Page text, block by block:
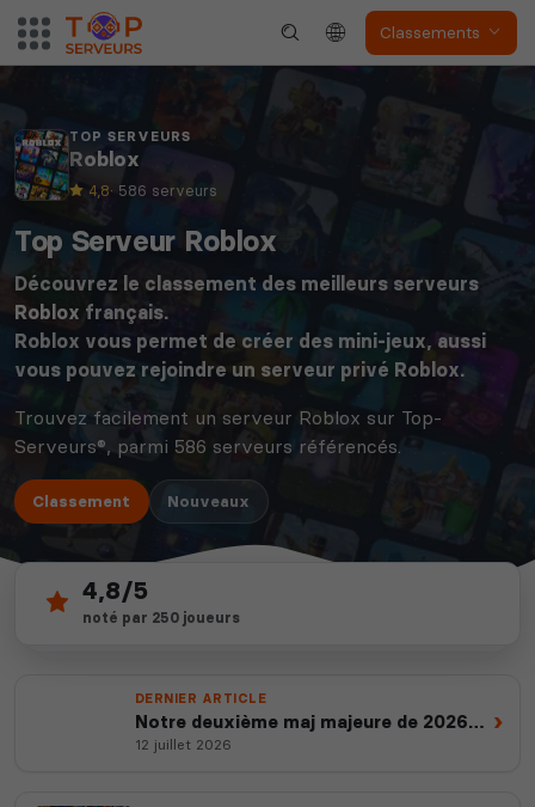
Classements
TOP SERVEURS
Roblox
4,8· 586 serveurs
Top Serveur Roblox
Découvrez le classement des meilleurs serveurs
Roblox français.
Roblox vous permet de créer des mini-jeux, aussi
vous pouvez rejoindre un serveur privé Roblox.
Trouvez facilement un serveur Roblox sur Top-
Serveurs®, parmi 586 serveurs référencés.
Classement Nouveaux
586
serveurs actifs
depuis 2012
4,8/5
noté par 250 joueurs
DERNIER ARTICLE
Notre deuxième maj majeure de 2026
est en ligne
12 juillet 2026
›